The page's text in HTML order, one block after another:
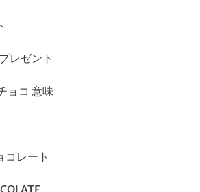
レゼント
ョコ 意味
コレート